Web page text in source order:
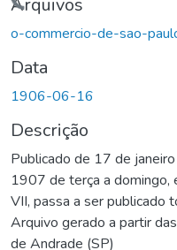
Carregando...
o-commercio-de-sao-
Data
1906-06-16
Descrição
Publicado de 17 de
1907 de terça a
VII, passa a ser publicado
Arquivo gerado a partir
de Andrade (SP)